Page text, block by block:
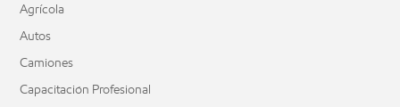
Agrícola
Autos
Camiones
Capacitación Profesional